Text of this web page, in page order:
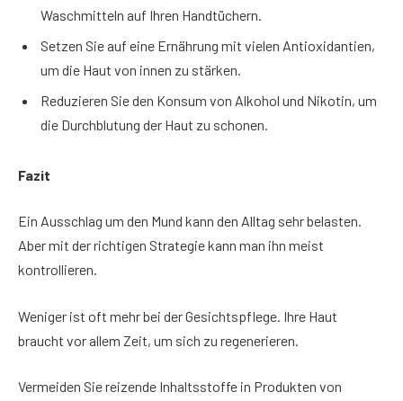
Waschmitteln auf Ihren Handtüchern.
Setzen Sie auf eine Ernährung mit vielen Antioxidantien,
um die Haut von innen zu stärken.
Reduzieren Sie den Konsum von Alkohol und Nikotin, um
die Durchblutung der Haut zu schonen.
Fazit
Ein Ausschlag um den Mund kann den Alltag sehr belasten.
Aber mit der richtigen Strategie kann man ihn meist
kontrollieren.
Weniger ist oft mehr bei der Gesichtspflege. Ihre Haut
braucht vor allem Zeit, um sich zu regenerieren.
Vermeiden Sie reizende Inhaltsstoffe in Produkten von